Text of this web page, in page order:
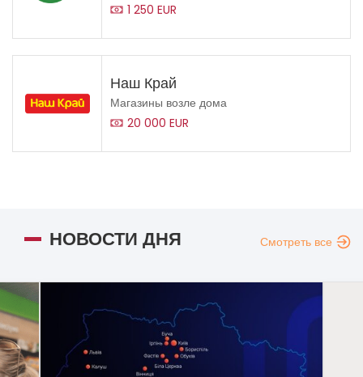
1 250 EUR
Наш Край
Магазины возле дома
20 000 EUR
НОВОСТИ ДНЯ Смотреть все